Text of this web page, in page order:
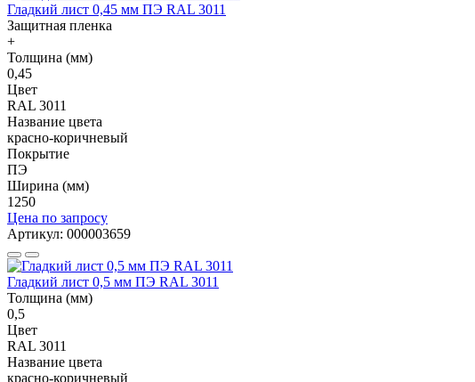
Гладкий лист 0,45 мм ПЭ RAL 3011
Защитная пленка
+
Толщина (мм)
0,45
Цвет
RAL 3011
Название цвета
красно-коричневый
Покрытие
ПЭ
Ширина (мм)
1250
Цена по запросу
Артикул: 000003659
Гладкий лист 0,5 мм ПЭ RAL 3011
Толщина (мм)
0,5
Цвет
RAL 3011
Название цвета
красно-коричневый